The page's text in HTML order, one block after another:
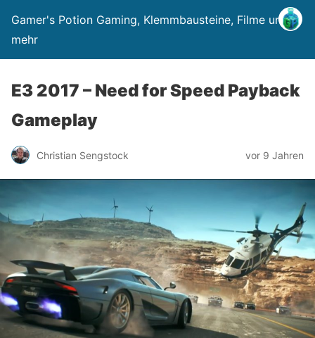
Gamer's Potion Gaming, Klemmbausteine, Filme und
mehr
E3 2017 – Need for Speed Payback
Gameplay
Christian Sengstock vor 9 Jahren